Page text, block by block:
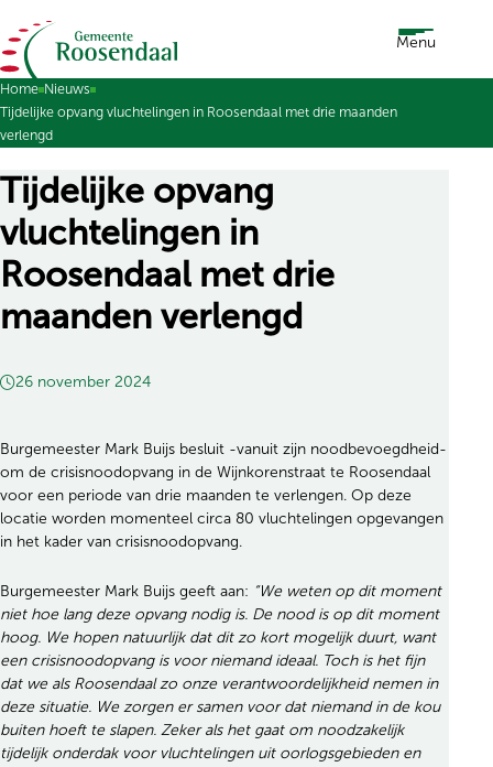
Ga naar de inhoud Menu
Home Nieuws
Tijdelijke opvang vluchtelingen in Roosendaal met drie maanden
verlengd
Tijdelijke opvang
vluchtelingen in
Roosendaal met drie
maanden verlengd
26 november 2024
Burgemeester Mark Buijs besluit -vanuit zijn noodbevoegdheid-
om de crisisnoodopvang in de Wijnkorenstraat te Roosendaal
voor een periode van drie maanden te verlengen. Op deze
locatie worden momenteel circa 80 vluchtelingen opgevangen
in het kader van crisisnoodopvang.
Burgemeester Mark Buijs geeft aan: “We weten op dit moment
niet hoe lang deze opvang nodig is. De nood is op dit moment
hoog. We hopen natuurlijk dat dit zo kort mogelijk duurt, want
een crisisnoodopvang is voor niemand ideaal. Toch is het fijn
dat we als Roosendaal zo onze verantwoordelijkheid nemen in
deze situatie. We zorgen er samen voor dat niemand in de kou
buiten hoeft te slapen. Zeker als het gaat om noodzakelijk
tijdelijk onderdak voor vluchtelingen uit oorlogsgebieden en